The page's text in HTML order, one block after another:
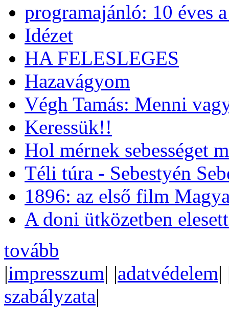
programajánló: 10 éves
Idézet
HA FELESLEGES
Hazavágyom
Végh Tamás: Menni
Keressük!!
Hol mérnek sebességet
Téli túra - Sebestyén
1896: az első film
A doni ütközetben
tovább
|impresszum| |adatvédelem|
szabályzata|